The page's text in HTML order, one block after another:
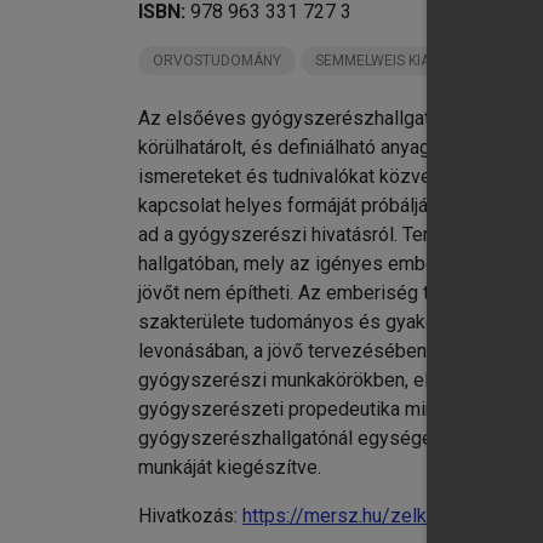
ISBN: 978 963 331 727 3
ORVOSTUDOMÁNY SEMMELWEIS KIADÓ KÖNYVEI
Az elsőéves gyógyszerészhallgatók több
körülhatárolt, és definiálható anyaghalmazt
ismereteket és tudnivalókat közvetít, amelyek
kapcsolat helyes formáját próbálják
ad a gyógyszerészi hivatásról.
hallgatóban, mely az igényes emberi és
jövőt nem építheti. Az emberiség társadalmi
szakterülete tudományos és gyakorlati
levonásában, a jövő tervezésében és
gyógyszerészi munkakörökben, elsősorban
gyógyszerészeti propedeutika mindehhez az
gyógyszerészhallgatónál egységes lesz az
munkáját kiegészítve.
Hivatkozás: https://mersz.hu/zelko-vincze-